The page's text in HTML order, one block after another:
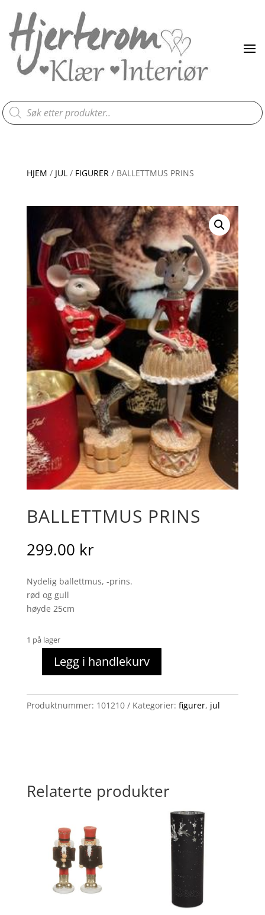
Products
search
HJEM / JUL/ FIGURER/ BALLETTMUS PRINS
BALLETTMUS PRINS
299.00 kr
Nydelig ballettmus, -prins.
rød og gull
høyde 25cm
1 på lager
Ballettmus
antall
Legg i handlekurv
Produktnummer: 101210 Kategorier: figurer, jul
Relaterte produkter